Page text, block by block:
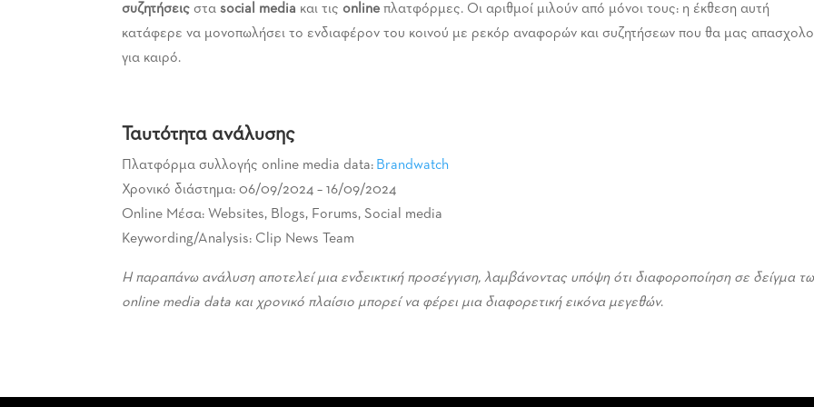
συζητήσεις στα social media και τιςonline πλατφόρμες. Οι αριθμοί μιλούν από μόνοι τους: η έκθεση αυτή
κατάφερε να μονοπωλήσει το ενδιαφέρον του κοινού με ρεκόρ αναφορών και συζητήσεων που θα μας
για καιρό.
Ταυτότητα ανάλυσης
Πλατφόρμα συλλογής online media data: Brandwatch
Χρονικό διάστημα: 06/09/2024 – 16/09/2024
Online Μέσα: Websites, Blogs, Forums, Social media
Keywording/Analysis: Clip News Team
Η παραπάνω ανάλυση αποτελεί μια ενδεικτική προσέγγιση, λαμβάνοντας υπόψη ότι διαφοροποίηση σε δείγμα
online media data και χρονικό πλαίσιο μπορεί να φέρει μια διαφορετική εικόνα μεγεθών.